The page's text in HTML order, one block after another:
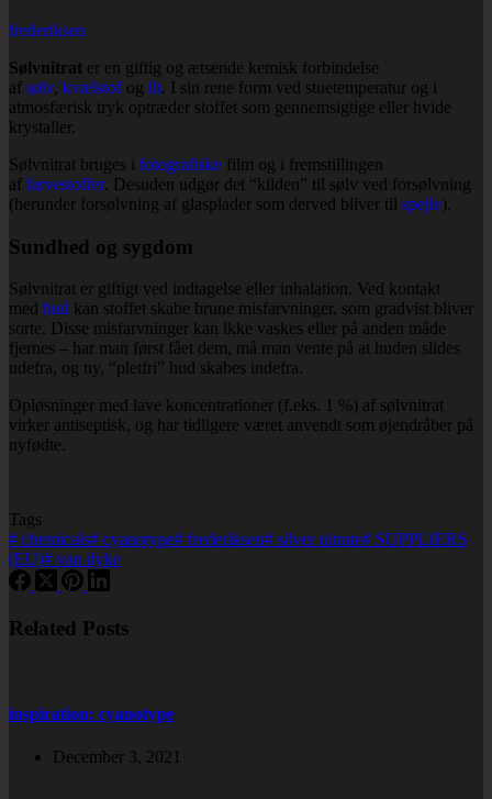
frederiksen
Sølvnitrat er en giftig og ætsende kemisk forbindelse
af sølv, kvælstofog ilt . I sin rene form ved stuetemperatur og i
atmosfærisk tryk optræder stoffet som gennemsigtige eller hvide
krystaller.
Sølvnitrat bruges i fotografiske film og i fremstillingen
af farvestoffer. Desuden udgør det “kilden” til sølv ved forsølvning
(herunder forsølvning af glasplader som derved bliver til spejle).
Sundhed og sygdom
Sølvnitrat er giftigt ved indtagelse eller inhalation. Ved kontakt
med hud kan stoffet skabe brune misfarvninger, som gradvist bliver
sorte. Disse misfarvninger kan ikke vaskes eller på anden måde
fjernes – har man først fået dem, må man vente på at huden slides
udefra, og ny, “pletfri” hud skabes indefra.
Opløsninger med lave koncentrationer (f.eks. 1 %) af sølvnitrat
virker antiseptisk, og har tidligere været anvendt som øjendråber på
nyfødte.
Tags
# chemicals# cyanotype# frederiksen# silver nitrate# SUPPLIERS
(EU)# van dyke
Related Posts
inspiration: cyanotype
December 3, 2021